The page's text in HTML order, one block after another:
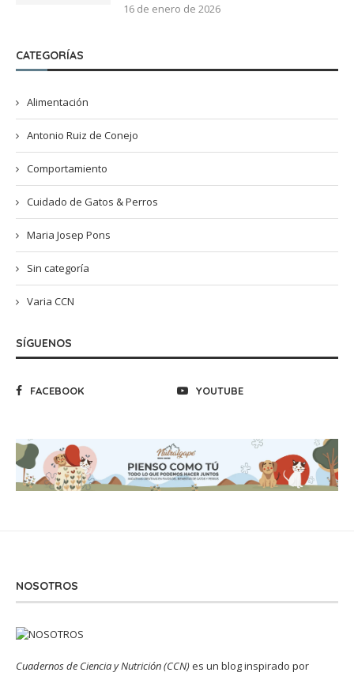
16 de enero de 2026
CATEGORÍAS
Alimentación
Antonio Ruiz de Conejo
Comportamiento
Cuidado de Gatos & Perros
Maria Josep Pons
Sin categoría
Varia CCN
SÍGUENOS
FACEBOOK YOUTUBE
NOSOTROS
Cuadernos de Ciencia y Nutrición (CCN)es un blog inspirado por